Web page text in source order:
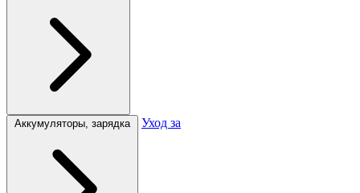
Аккумуляторы, зарядка Уход за